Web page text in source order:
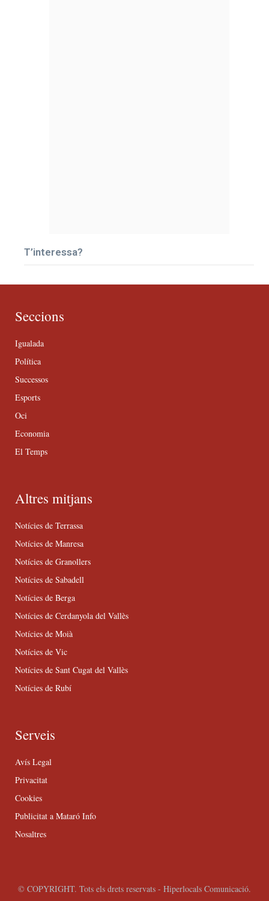
T’interessa?
Seccions
Igualada
Política
Successos
Esports
Oci
Economia
El Temps
Altres mitjans
Notícies de Terrassa
Notícies de Manresa
Notícies de Granollers
Notícies de Sabadell
Notícies de Berga
Notícies de Cerdanyola del Vallès
Notícies de Moià
Notícies de Vic
Notícies de Sant Cugat del Vallès
Notícies de Rubí
Serveis
Avís Legal
Privacitat
Cookies
Publicitat a Mataró Info
Nosaltres
© COPYRIGHT. Tots els drets reservats - Hiperlocals Comunicació.